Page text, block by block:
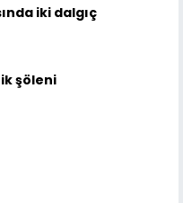
iki dalgıç
şöleni